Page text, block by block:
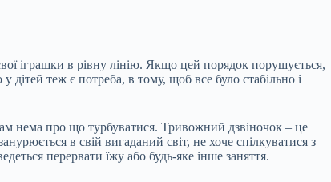
іграшки в рівну лінію. Якщо цей порядок порушується,
дітей теж є потреба, в тому, щоб все було стабільно і
нема про що турбуватися. Тривожний дзвіночок – це
в свій вигаданий світ, не хоче спілкуватися з
перервати їжу або будь-яке інше заняття.